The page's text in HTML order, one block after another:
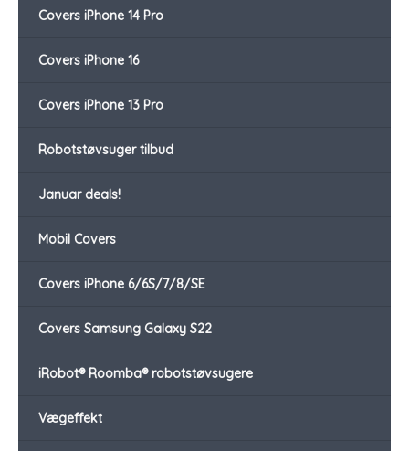
Covers iPhone 14 Pro
Covers iPhone 16
Covers iPhone 13 Pro
Robotstøvsuger tilbud
Januar deals!
Mobil Covers
Covers iPhone 6/6S/7/8/SE
Covers Samsung Galaxy S22
iRobot® Roomba® robotstøvsugere
Vægeffekt